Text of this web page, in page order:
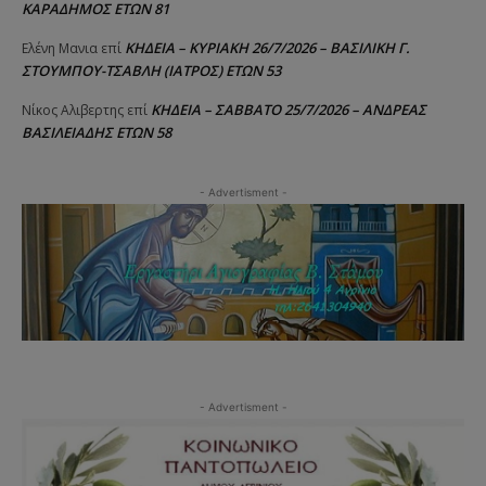
ΚΑΡΑΔΗΜΟΣ ΕΤΩΝ 81
Ελένη Μανια επί ΚΗΔΕΙΑ – ΚΥΡΙΑΚΗ 26/7/2026 – ΒΑΣΙΛΙΚΗ Γ.
ΣΤΟΥΜΠΟΥ-ΤΣΑΒΛΗ (ΙΑΤΡΟΣ) ΕΤΩΝ 53
Νίκος Αλιβερτης επί ΚΗΔΕΙΑ – ΣΑΒΒΑΤΟ 25/7/2026 – ΑΝΔΡΕΑΣ
ΒΑΣΙΛΕΙΑΔΗΣ ΕΤΩΝ 58
- Advertisment -
- Advertisment -